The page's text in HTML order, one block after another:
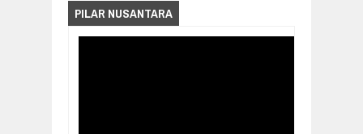
PILAR NUSANTARA